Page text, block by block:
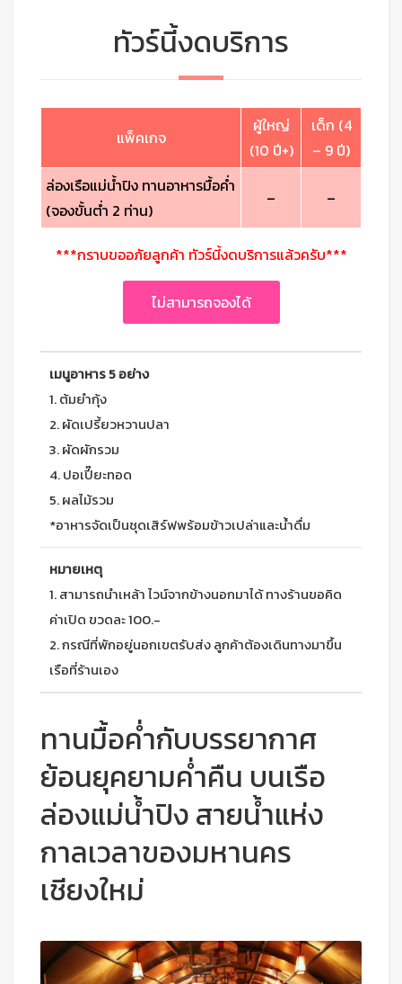
ทัวร์นี้งดบริการ
แพ็คเกจ
ผู้ใหญ่
(10 ปี+)
เด็ก (4
– 9 ปี)
ล่องเรือแม่น้ำปิง ทานอาหารมื้อค่ำ
(จองขั้นต่ำ 2 ท่าน)
– –
***กราบขออภัยลูกค้า ทัวร์นี้งดบริการแล้วครับ***
ไม่สามารถจองได้
เมนูอาหาร 5 อย่าง
1. ต้มยำกุ้ง
2. ผัดเปรี้ยวหวานปลา
3. ผัดผักรวม
4. ปอเปี๊ยะทอด
5. ผลไม้รวม
*อาหารจัดเป็นชุดเสิร์ฟพร้อมข้าวเปล่าและน้ำดื่ม
หมายเหตุ
1. สามารถนำเหล้า ไวน์จากข้างนอกมาได้ ทางร้านขอคิด
ค่าเปิด ขวดละ 100.-
2. กรณีที่พักอยู่นอกเขตรับส่ง ลูกค้าต้องเดินทางมาขึ้น
เรือที่ร้านเอง
ทานมื้อค่ำกับบรรยากาศ
ย้อนยุคยามค่ำคืน บนเรือ
ล่องแม่น้ำปิง สายน้ำแห่ง
กาลเวลาของมหานคร
เชียงใหม่